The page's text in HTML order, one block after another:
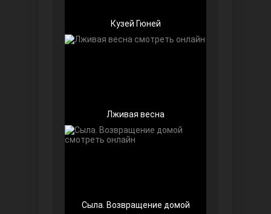
Беззащитные
Кузей Гюней
Лживая весна
Сыла. Возвращение домой